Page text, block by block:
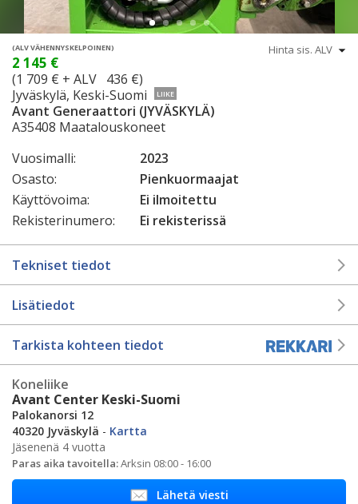
(ALV VÄHENNYSKELPOINEN)
2 145 €
(1 709 € + ALV 436 €)
Jyväskylä, Keski-Suomi
LIIKE
Avant Generaattori (JYVÄSKYLÄ)
A35408 Maatalouskoneet
Vuosimalli:
2023
Osasto:
Pienkuormaajat
Käyttövoima:
Ei ilmoitettu
Rekisterinumero:
Ei rekisterissä
Tekniset tiedot
Lisätiedot
Tarkista kohteen tiedot
Koneliike
Avant Center Keski-Suomi
Palokanorsi 12
40320 Jyväskylä - Kartta
Jäsenenä 4 vuotta
Paras aika tavoitella:Arksin 08:00 - 16:00
Lähetä viesti